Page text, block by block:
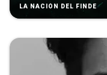
LA NACIÓN DEL FINDE